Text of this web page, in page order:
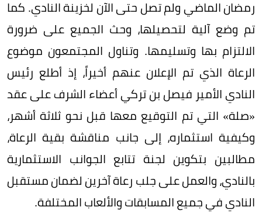
رمضان الماضي ولم تصل حتى الآن لخزينة النادي. كما
تم وضع آلية لتحصيلها، وحث الجميع على ضرورة
الالتزام بها وتسليمها. وتناول المجتمعون موضوع
الرعاة الذي تم الإعلان عنهم أخيراً، إذ أطلع رئيس
النادي ‏الأمير فيصل بن تركي أعضاء الشرف على عقد
«صلة» التي تم التوقيع معها قبل نحو ثلاثة أشهر،
وكيفية استثماره، ‏إلى جانب مناقشة بقية الرعاة،
مطالبين بتكوين لجنة تتابع الجوانب الاستثمارية
بالنادي، والعمل على جلب رعاة آخرين لضمان مستقبل
النادي في جميع المسابقات والألعاب المختلفة.